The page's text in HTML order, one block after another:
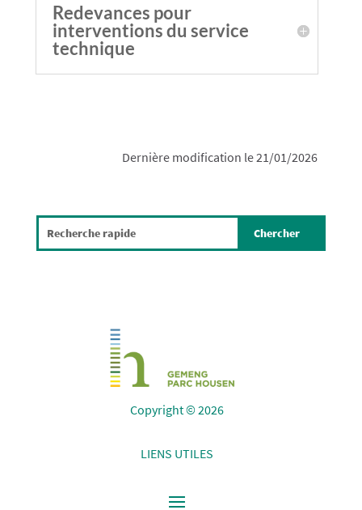
Redevances pour
interventions du service
technique
Dernière modification le 21/01/2026
Copyright © 2026
LIENS UTILES